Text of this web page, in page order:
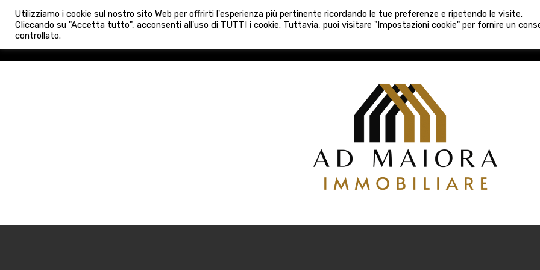
HOME AGENZIA NUOVE COSTRUZIONI VENDITA LOCAZIONI ATTIVITÀ
info@admaioraimmobiliare.it 080 3759025
Utilizziamo i cookie sul nostro sito Web per offrirti l'esperienza più pertinente ricordando le tue preferenze e ripetendo le visite.
Cliccando su "Accetta tutto", acconsenti all'uso di TUTTI i cookie. Tuttavia, puoi visitare "Impostazioni cookie" per fornire un
controllato.